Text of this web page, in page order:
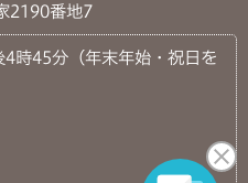
2190番地7
4時45分（年末年始・祝日を